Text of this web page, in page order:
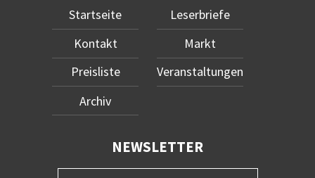
Startseite
Kontakt
Preisliste
Archiv
Leserbriefe
Markt
Veranstaltungen
NEWSLETTER